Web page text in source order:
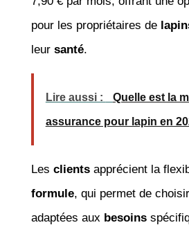
pour les propriétaires de
leur santé.
Lire aussi : Quelle est la
assurance pour lapin en
Les clientsapprécient la
formule, qui permet de
adaptées aux besoins